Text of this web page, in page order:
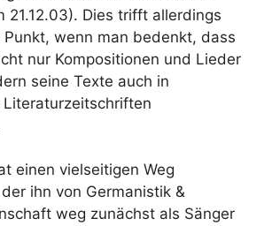
21.12.03). Dies trifft allerdings
wenn man bedenkt, dass
nur Kompositionen und Lieder
seine Texte auch in
Literaturzeitschriften
einen vielseitigen Weg
ihn von Germanistik &
weg zunächst als Sänger